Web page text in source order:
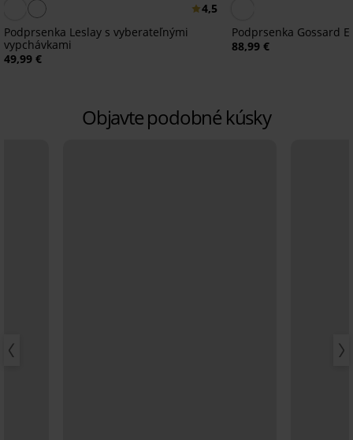
4,5
Podprsenka Leslay s vyberateľnými
vypchávkami
49,99 €
Podprsenka Gossard
88,99 €
Objavte podobné kúsky